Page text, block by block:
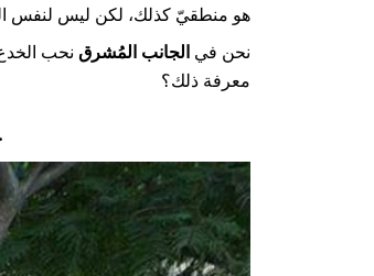
هو منطقيّ كذلك، لكن ليس لنفس
نحن في الجانب المُشرق نحب
معرفة ذلك؟